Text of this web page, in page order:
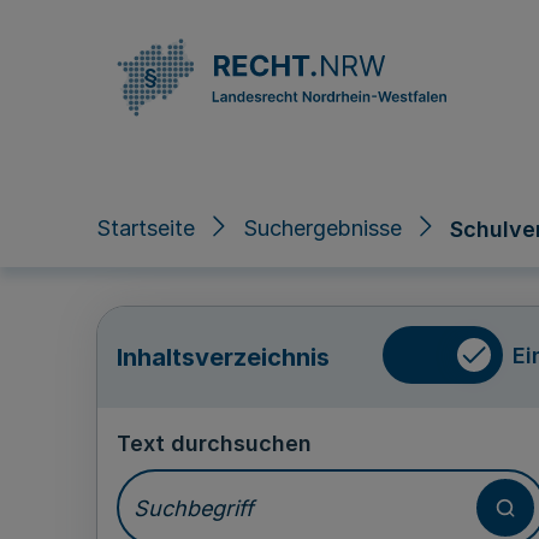
Startseite Suchergebnisse
Inhaltsverzeichnis
Text durchsuchen